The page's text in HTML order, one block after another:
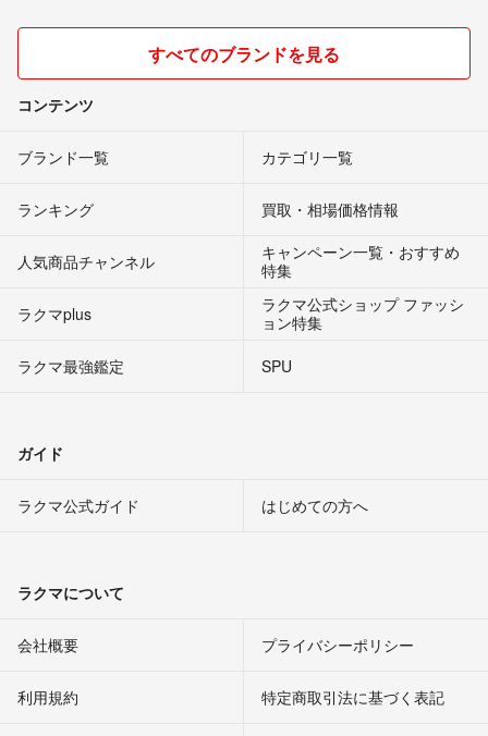
すべてのブランドを見る
コンテンツ
ブランド一覧 カテゴリ一覧
ランキング 買取・相場価格情報
人気商品チャンネル
キャンペーン一覧・おすすめ
特集
ラクマplus
ラクマ公式ショップ ファッシ
ョン特集
ラクマ最強鑑定
SPU
ガイド
ラクマ公式ガイド はじめての方へ
ラクマについて
会社概要 プライバシーポリシー
利用規約 特定商取引法に基づく表記